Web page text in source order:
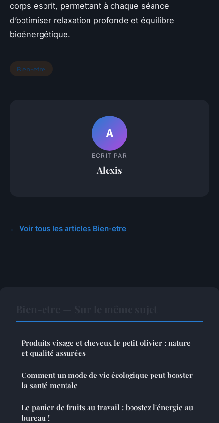
corps esprit, permettant à chaque séance
d’optimiser relaxation profonde et équilibre
bioénergétique.
Bien-etre
A
ECRIT PAR
Alexis
← Voir tous les articles Bien-etre
Produits visage et cheveux le petit olivier : nature
et qualité assurées
Comment un mode de vie écologique peut booster
la santé mentale
Le panier de fruits au travail : boostez l'énergie au
bureau !